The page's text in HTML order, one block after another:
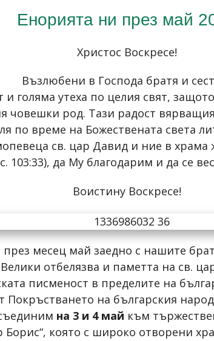
Енорията ни през май
Христос Воскресе!
Възлюбени в Господа братя и
и голяма утеха по целия свят,
човешки род. Тази радост
по време на Божествената света
св. цар Давид и ние в храма
103:33), да Му благодарим и да се
Воистину Воскресе!
месец май заедно с нашите
отбелязва и паметта на св.
писменост в пределите на
Покръстването на българския
на 3 и 4 май към
Борис“, която с широко отворени